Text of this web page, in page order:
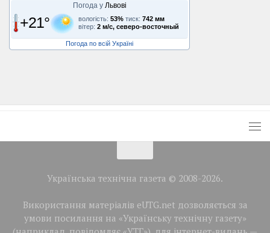
Погода у Львові
+21° вологість: 53% тиск: 742 мм
вітер: 2 м/с, северо-восточный
Погода по всій Україні
Українська технічна газета © 2008-2026.
Використання матеріалів eUTG.net дозволяється за
умови посилання на «Українську технічну газету»